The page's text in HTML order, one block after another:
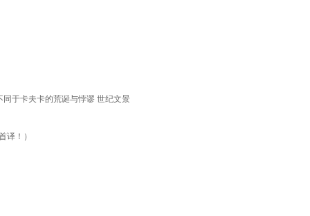
于卡夫卡的荒诞与悖谬 世纪文景
译！）